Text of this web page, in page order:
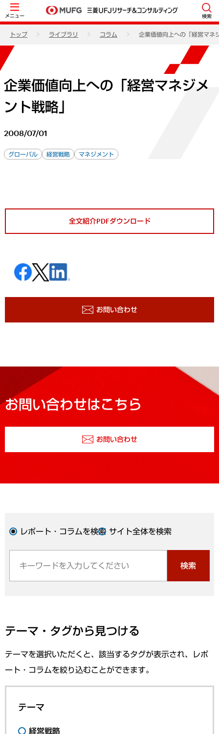
メニュー 検索
トップ ライブラリ コラム 企業価値向上への「経営マネ
企業価値向上への「経営マネジメ
ント戦略」
2008/07/01
グローバル 経営戦略 マネジメント
全文紹介PDFダウンロード
お問い合わせ
お問い合わせはこちら
お問い合わせ
レポート・コラムを検索 サイト全体を検索
検索
テーマ・タグから見つける
テーマを選択いただくと、該当するタグが表示され、レポ
ート・コラムを絞り込むことができます。
テーマ
経営戦略